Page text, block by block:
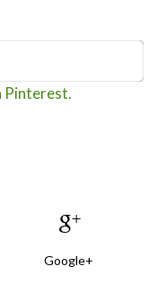
Pinterest.
Google+